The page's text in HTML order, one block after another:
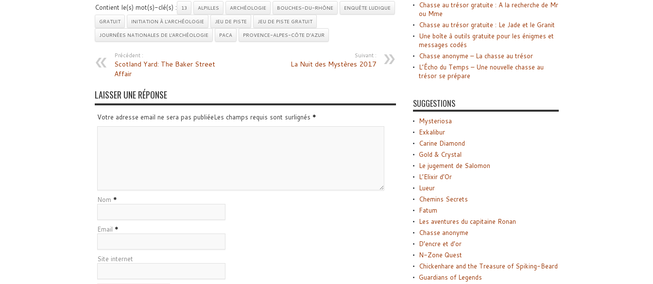
Contient le(s) mot(s)-clé(s) : 13 ALPILLES ARCHÉOLOGIE BOUCHES-DU-RHÔNE
ENQUÊTE LUDIQUE
GRATUIT
INITIATION À L'ARCHÉOLOGIE JEU DE PISTE
JEU DE PISTE GRATUIT
JOURNÉES NATIONALES DE L'ARCHÉOLOGIE
PACA PROVENCE-ALPES-CÔTE D’AZUR
Précédent :
Scotland Yard: The Baker Street
Affair
Suivant :
La Nuit des Mystères 2017
LAISSER UNE RÉPONSE
Votre adresse email ne sera pas publiéeLes champs requis sont surlignés *
Nom *
Email *
Site internet
Chasse au trésor gratuite : A la recherche de Mr
ou Mme
Chasse au trésor gratuite : Le Jade et le Granit
Une boîte à outils gratuite pour les énigmes et
messages codés
Chasse anonyme – La chasse au trésor
L’Écho du Temps – Une nouvelle chasse au
trésor se prépare
SUGGESTIONS
Mysteriosa
Exkalibur
Carine Diamond
Gold & Crystal
Le jugement de Salomon
L’Elixir d’Or
Lueur
Chemins Secrets
Fatum
Les aventures du capitaine Ronan
Chasse anonyme
D’encre et d’or
N-Zone Quest
Chickenhare and the Treasure of Spiking-Beard
Guardians of Legends